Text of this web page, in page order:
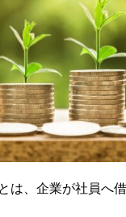
は、企業が社員へ